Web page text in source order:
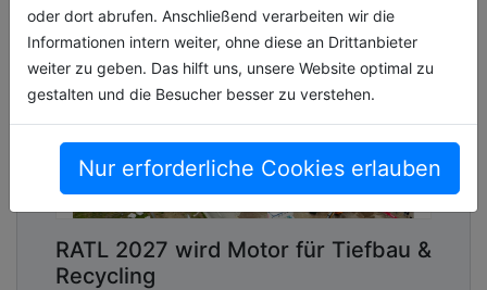
oder dort abrufen. Anschließend verarbeiten wir die
Informationen intern weiter, ohne diese an Drittanbieter
weiter zu geben. Das hilft uns, unsere Website optimal zu
gestalten und die Besucher besser zu verstehen.
Nur erforderliche Cookies erlauben
RATL 2027 wird Motor für Tiefbau &
Recycling